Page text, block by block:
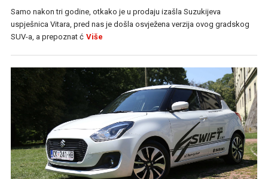
Samo nakon tri godine, otkako je u prodaju izašla Suzukijeva
uspješnica Vitara, pred nas je došla osvježena verzija ovog gradskog
SUV-a, a prepoznat ć Više